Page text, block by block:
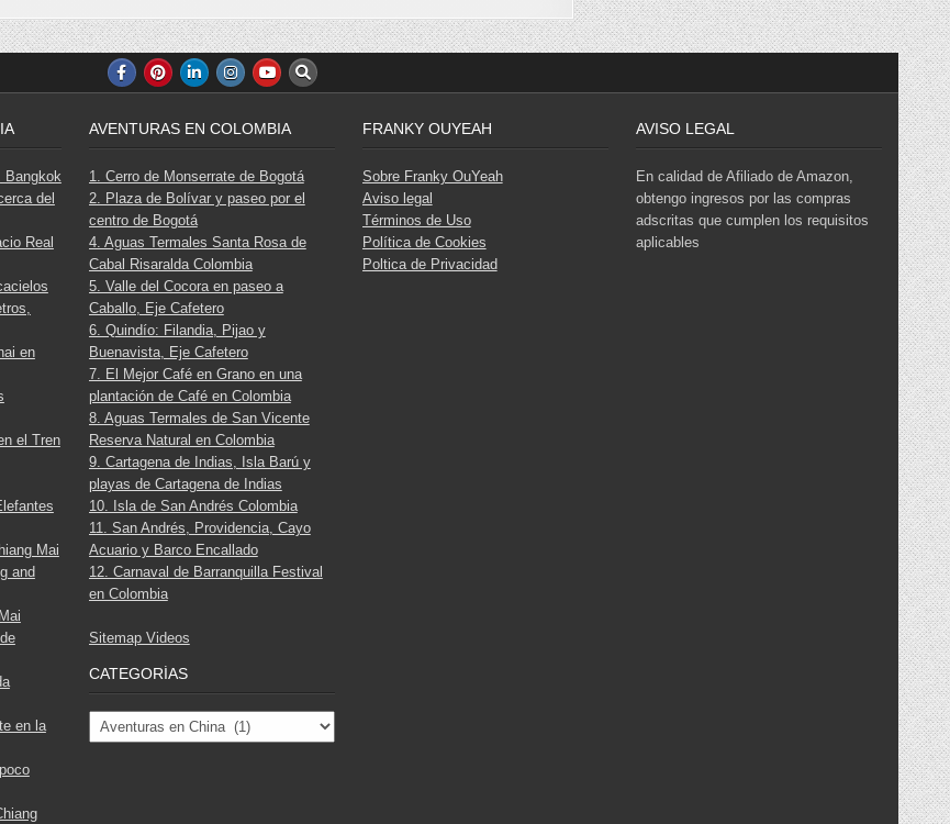
Bangkok
del
Real
en
el Tren
Mai
and
en la
AVENTURAS EN COLOMBIA
1. Cerro de Monserrate de Bogotá
2. Plaza de Bolívar y paseo por el
centro de Bogotá
4. Aguas Termales Santa Rosa de
Cabal Risaralda Colombia
5. Valle del Cocora en paseo a
Caballo, Eje Cafetero
6. Quindío: Filandia, Pijao y
Buenavista, Eje Cafetero
7. El Mejor Café en Grano en una
plantación de Café en Colombia
8. Aguas Termales de San Vicente
Reserva Natural en Colombia
9. Cartagena de Indias, Isla Barú y
playas de Cartagena de Indias
10. Isla de San Andrés Colombia
11. San Andrés, Providencia, Cayo
Acuario y Barco Encallado
12. Carnaval de Barranquilla Festival
en Colombia
Sitemap Videos
CATEGORÍAS
Categorías
FRANKY OUYEAH
Sobre Franky OuYeah
Aviso legal
Términos de Uso
Política de Cookies
Poltica de Privacidad
AVISO LEGAL
En calidad de Afiliado de Amazon,
obtengo ingresos por las compras
adscritas que cumplen los requisitos
aplicables